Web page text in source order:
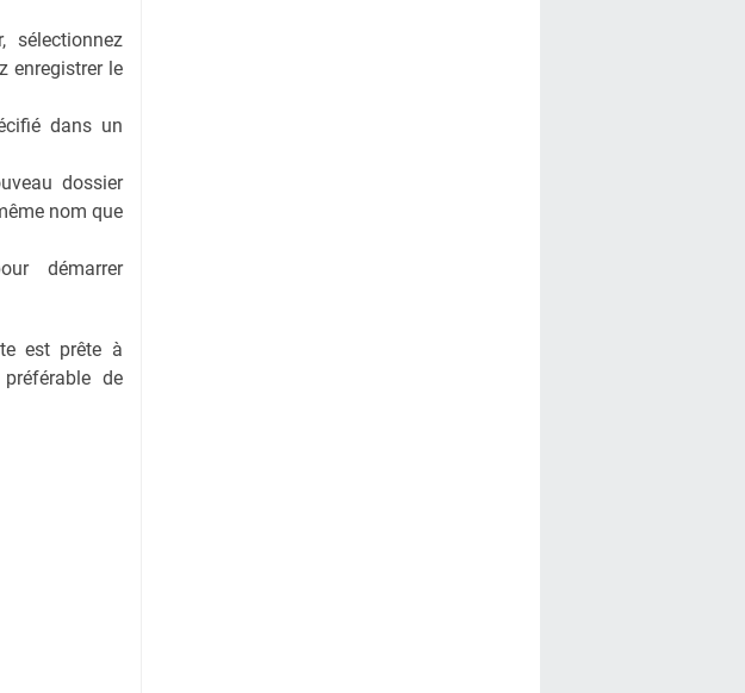
sélectionnez
enregistrer le
dans un
dossier
nom que
démarrer
est prête à
de